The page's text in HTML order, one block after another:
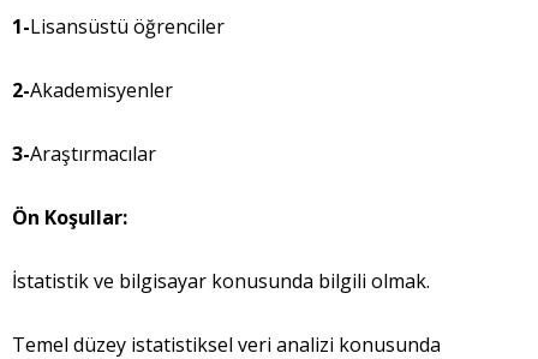
1-Lisansüstü öğrenciler
2-Akademisyenler
3-Araştırmacılar
Ön Koşullar:
İstatistik ve bilgisayar konusunda bilgili olmak.
Temel düzey istatistiksel veri analizi konusunda